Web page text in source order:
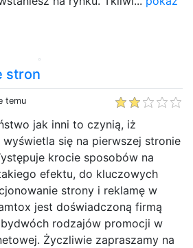
stron
temu
jak inni to czynią, iż
się na pierwszej stronie
krocie sposobów na
efektu, do kluczowych
strony i reklamę w
jest doświadczoną firmą
rodzajów promocji w
Życzliwie zapraszamy na